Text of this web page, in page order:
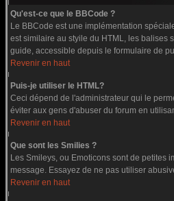
Qu'est-ce que le BBCode ?
Le BBCode est une implémentation
est similaire au styile du HTML, les balises
guide, accessible depuis le formulaire de
Revenir en haut
Puis-je utiliser le HTML?
Ceci dépend de l'administrateur qui le
éviter aux gens d'abuser du forum en
Revenir en haut
Que sont les Smilies ?
Les Smileys, ou Emoticons sont de petites
message. Essayez de ne pas utiliser
Revenir en haut